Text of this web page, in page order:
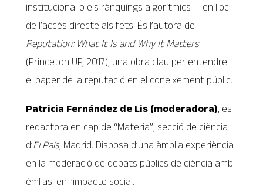
institucional o els rànquings algorítmics— en lloc
de l’accés directe als fets. És l’autora de
Reputation: What It Is and Why It Matters
(Princeton UP, 2017), una obra clau per entendre
el paper de la reputació en el coneixement públic.
Patricia Fernández de Lis (moderadora), es
redactora en cap de “Materia”, secció de ciència
d’El País, Madrid. Disposa d’una àmplia experiència
en la moderació de debats públics de ciència amb
èmfasi en l’impacte social.